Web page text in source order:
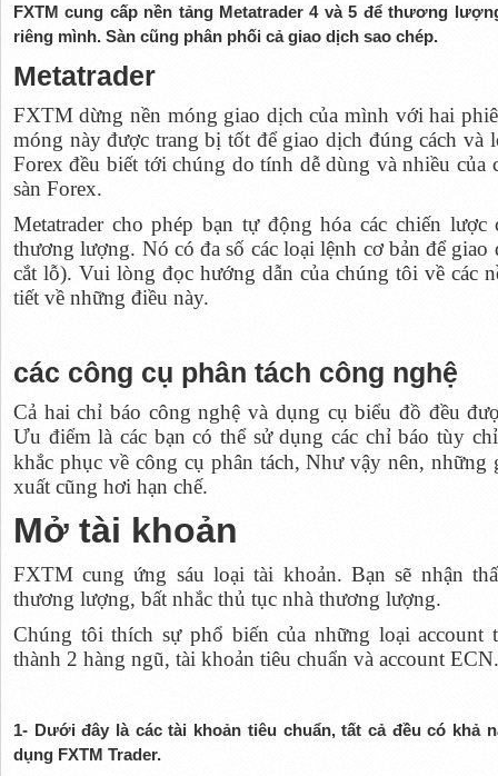
FXTM cung cấp nền tảng Metatrader 4 và 5 để thương
riêng mình. Sàn cũng phân phối cả giao dịch sao chép.
Metatrader
FXTM dừng nền móng giao dịch của mình với hai
móng này được trang bị tốt để giao dịch đúng cách và
Forex đều biết tới chúng do tính dễ dùng và nhiều của
sàn Forex.
Metatrader cho phép bạn tự động hóa các chiến
thương lượng. Nó có đa số các loại lệnh cơ bản để
cắt lỗ). Vui lòng đọc hướng dẫn của chúng tôi về các
tiết về những điều này.
các công cụ phân tách công nghệ
Cả hai chỉ báo công nghệ và dụng cụ biểu đồ đều
Ưu điểm là các bạn có thể sử dụng các chỉ báo tùy
khắc phục về công cụ phân tách, Như vậy nên,
xuất cũng hơi hạn chế.
Mở tài khoản
FXTM cung ứng sáu loại tài khoản. Bạn sẽ nhận
thương lượng, bất nhắc thủ tục nhà thương lượng.
Chúng tôi thích sự phổ biến của những loại
thành 2 hàng ngũ, tài khoản tiêu chuẩn và account ECN.
1- Dưới đây là các tài khoản tiêu chuẩn, tất cả đều có khả
dụng FXTM Trader.